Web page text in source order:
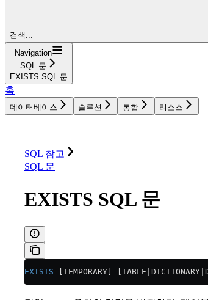
검색...
Navigation
SQL 문
EXISTS SQL 문
홈
데이터베이스 솔루션 통합 리소스
SQL 참고
SQL 문
EXISTS SQL 문
EXISTS [TEMPORARY]